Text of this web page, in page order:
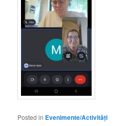
Posted in Evenimente/Activități